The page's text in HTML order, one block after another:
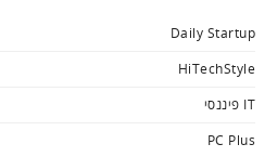
Daily Startup
HiTechStyle
IT פיננסי
PC Plus